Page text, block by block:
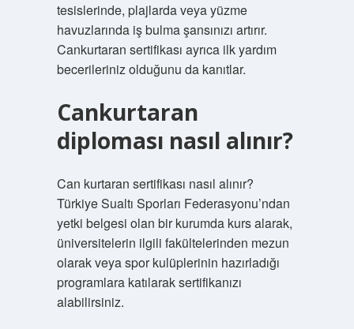
tesislerinde, plajlarda veya yüzme
havuzlarında iş bulma şansınızı artırır.
Cankurtaran sertifikası ayrıca ilk yardım
becerileriniz olduğunu da kanıtlar.
Cankurtaran
diploması nasıl alınır?
Can kurtaran sertifikası nasıl alınır?
Türkiye Sualtı Sporları Federasyonu’ndan
yetki belgesi olan bir kurumda kurs alarak,
üniversitelerin ilgili fakültelerinden mezun
olarak veya spor kulüplerinin hazırladığı
programlara katılarak sertifikanızı
alabilirsiniz.